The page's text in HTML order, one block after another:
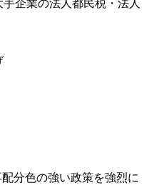
企業の法人都民税・法人
分色の強い政策を強烈に